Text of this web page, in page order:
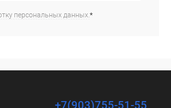
персональных данных. *
+7(903)755-51-55